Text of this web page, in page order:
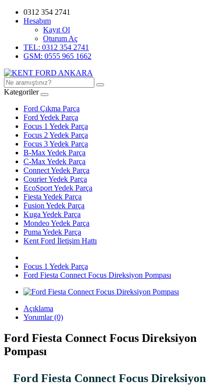
0312 354 2741
Hesabım
Kayıt Ol
Oturum Aç
TEL: 0312 354 2741
GSM: 0555 965 1662
Kategoriler
Ford Çıkma Parça
Ford Yedek Parça
Focus 1 Yedek Parça
Focus 2 Yedek Parça
Focus 3 Yedek Parça
B-Max Yedek Parça
C-Max Yedek Parça
Connect Yedek Parça
Courier Yedek Parça
EcoSport Yedek Parça
Fiesta Yedek Parça
Fusion Yedek Parça
Kuga Yedek Parça
Mondeo Yedek Parça
Puma Yedek Parça
Kent Ford İletişim Hattı
Focus 1 Yedek Parça
Ford Fiesta Connect Focus Direksiyon Pompası
Açıklama
Yorumlar (0)
Ford Fiesta Connect Focus Direksiyon
Pompası
Ford Fiesta Connect Focus Direksiyon